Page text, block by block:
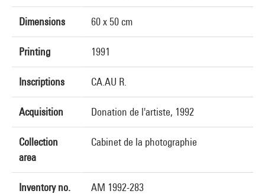
Dimensions 60 x 50 cm
Printing 1991
Inscriptions CA.AU R.
Acquisition Donation de l'artiste, 1992
Collection
area
Cabinet de la photographie
Inventory no. AM 1992-283